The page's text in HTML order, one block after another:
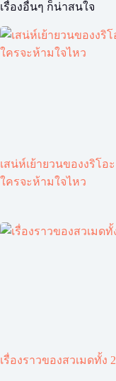
เรื่องอื่นๆ ก็น่าสนใจ
เสน่ห์เย้ายวนของงริโอะ
ใครจะห้ามใจไหว
เรื่องราวของสวเมดทั้ง 2